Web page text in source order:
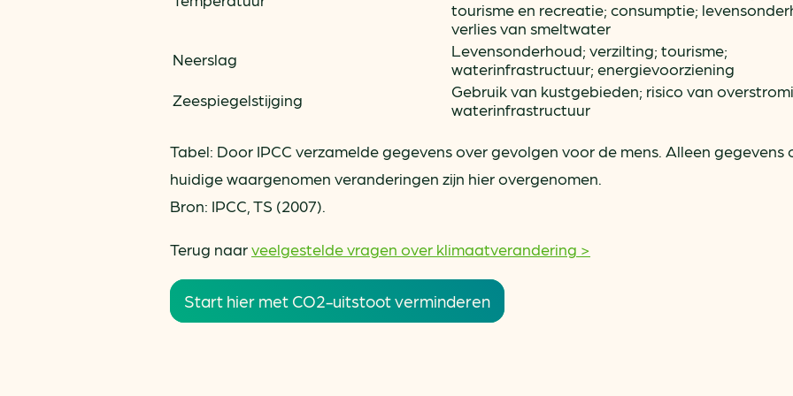
tourisme en recreatie; consumptie;
verlies van smeltwater
Neerslag
Levensonderhoud; verzilting; tourisme;
waterinfrastructuur; energievoorziening
Zeespiegelstijging
Gebruik van kustgebieden; risico van
waterinfrastructuur
Tabel: Door IPCC verzamelde gegevens over gevolgen voor de mens. Alleen gegevens
huidige waargenomen veranderingen zijn hier overgenomen.
Bron: IPCC, TS (2007).
Terug naarveelgestelde vragen over klimaatverandering >
Start hier met CO2-uitstoot verminderen